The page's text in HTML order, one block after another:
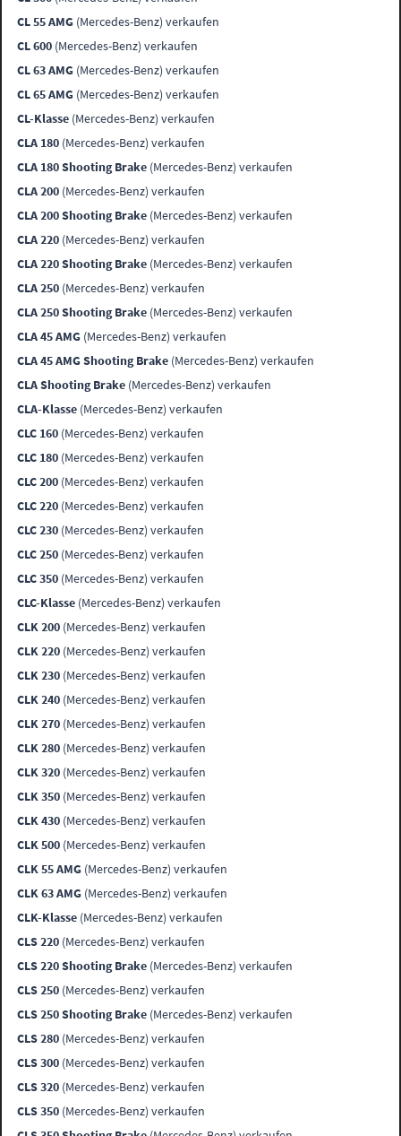
CL 55 AMG (Mercedes-Benz) verkaufen
CL 600 (Mercedes-Benz) verkaufen
CL 63 AMG (Mercedes-Benz) verkaufen
CL 65 AMG (Mercedes-Benz) verkaufen
CL-Klasse (Mercedes-Benz) verkaufen
CLA 180 (Mercedes-Benz) verkaufen
CLA 180 Shooting Brake (Mercedes-Benz) verkaufen
CLA 200 (Mercedes-Benz) verkaufen
CLA 200 Shooting Brake (Mercedes-Benz) verkaufen
CLA 220 (Mercedes-Benz) verkaufen
CLA 220 Shooting Brake (Mercedes-Benz) verkaufen
CLA 250 (Mercedes-Benz) verkaufen
CLA 250 Shooting Brake (Mercedes-Benz) verkaufen
CLA 45 AMG (Mercedes-Benz) verkaufen
CLA 45 AMG Shooting Brake (Mercedes-Benz) verkaufen
CLA Shooting Brake (Mercedes-Benz) verkaufen
CLA-Klasse (Mercedes-Benz) verkaufen
CLC 160 (Mercedes-Benz) verkaufen
CLC 180 (Mercedes-Benz) verkaufen
CLC 200 (Mercedes-Benz) verkaufen
CLC 220 (Mercedes-Benz) verkaufen
CLC 230 (Mercedes-Benz) verkaufen
CLC 250 (Mercedes-Benz) verkaufen
CLC 350 (Mercedes-Benz) verkaufen
CLC-Klasse (Mercedes-Benz) verkaufen
CLK 200 (Mercedes-Benz) verkaufen
CLK 220 (Mercedes-Benz) verkaufen
CLK 230 (Mercedes-Benz) verkaufen
CLK 240 (Mercedes-Benz) verkaufen
CLK 270 (Mercedes-Benz) verkaufen
CLK 280 (Mercedes-Benz) verkaufen
CLK 320 (Mercedes-Benz) verkaufen
CLK 350 (Mercedes-Benz) verkaufen
CLK 430 (Mercedes-Benz) verkaufen
CLK 500 (Mercedes-Benz) verkaufen
CLK 55 AMG (Mercedes-Benz) verkaufen
CLK 63 AMG (Mercedes-Benz) verkaufen
CLK-Klasse (Mercedes-Benz) verkaufen
CLS 220 (Mercedes-Benz) verkaufen
CLS 220 Shooting Brake (Mercedes-Benz) verkaufen
CLS 250 (Mercedes-Benz) verkaufen
CLS 250 Shooting Brake (Mercedes-Benz) verkaufen
CLS 280 (Mercedes-Benz) verkaufen
CLS 300 (Mercedes-Benz) verkaufen
CLS 320 (Mercedes-Benz) verkaufen
CLS 350 (Mercedes-Benz) verkaufen